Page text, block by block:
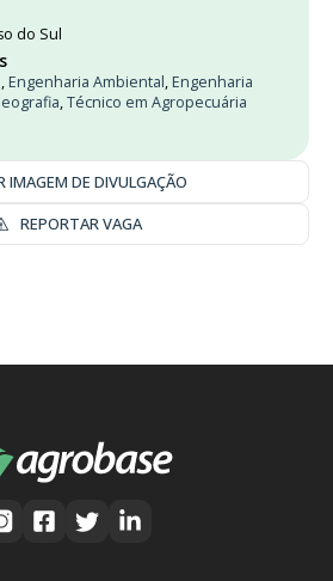
do Sul
, Engenharia Ambiental, Engenharia
,Técnico em Agropecuária
IMAGEM DE DIVULGAÇÃO
REPORTAR VAGA